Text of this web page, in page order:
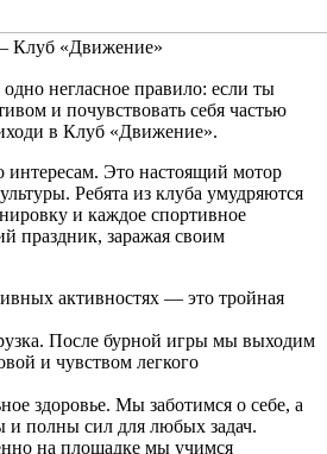
Клуб «Движение»
негласное правило: если ты
и почувствовать себя частью
в Клуб «Движение».
интересам. Это настоящий мотор
Ребята из клуба умудряются
и каждое спортивное
праздник, заражая своим
активностях — это тройная
После бурной игры мы выходим
и чувством легкого
здоровье. Мы заботимся о себе, а
и полны сил для любых задач.
на площадке мы учимся